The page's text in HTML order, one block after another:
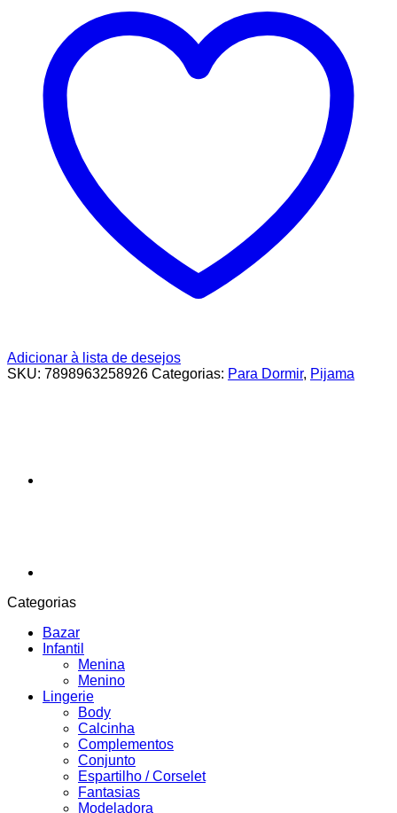
Adicionar à lista de desejos
SKU: 7898963258926 Categorias: Para Dormir, Pijama
Categorias
Bazar
Infantil
Menina
Menino
Lingerie
Body
Calcinha
Complementos
Conjunto
Espartilho / Corselet
Fantasias
Modeladora